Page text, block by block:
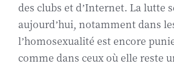
des clubs et d’Internet. La lutte
aujourd’hui, notamment dans
l’homosexualité est encore
comme dans ceux où elle reste